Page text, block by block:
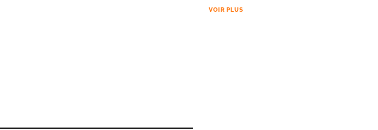
VOIR PLUS